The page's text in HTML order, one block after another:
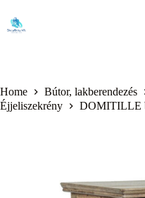
content
Home Bútor, lakberendezés
Éjjeliszekrény
DOMITILLE